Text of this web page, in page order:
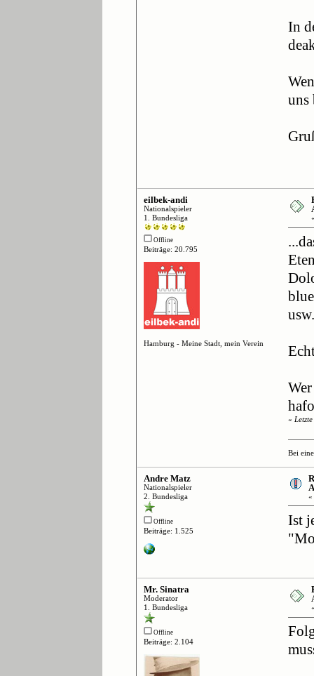
In
uns
eilbek-andi
Nationalspieler
1. Bundesliga
Offline
Beiträge: 20.795
Hamburg - Meine Stadt, mein Verein
«
Bei
Andre Matz
Nationalspieler
2. Bundesliga
Offline
Beiträge: 1.525
«
Ist
Mr. Sinatra
Moderator
1. Bundesliga
Offline
Beiträge: 2.104